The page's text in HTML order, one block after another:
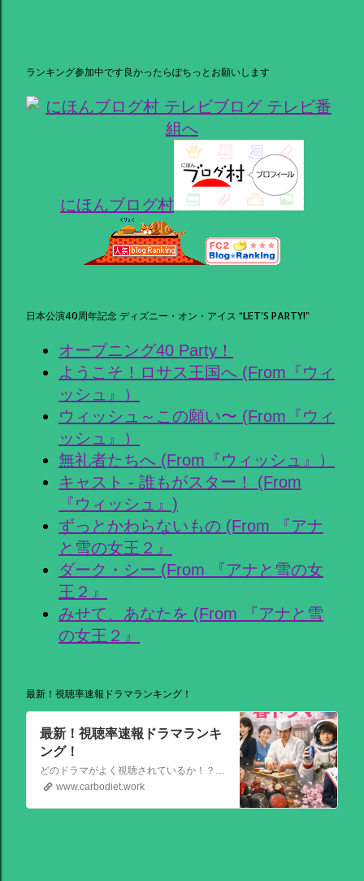
ランキング参加中です良かったらぽちっとお願いします
にほんブログ村
日本公演40周年記念 ディズニー・オン・アイス “LET’S PARTY!”
オープニング40 Party！
ようこそ！ロサス王国へ (From『ウィ
ッシュ』）
ウィッシュ～この願い〜 (From『ウィ
ッシュ』）
無礼者たちへ (From『ウィッシュ』）
キャスト - 誰もがスター！ (From
『ウィッシュ』)
ずっとかわらないもの (From 『アナ
と雪の女王２』
ダーク・シー (From 『アナと雪の女
王２』
みせて、あなたを (From 『アナと雪
の女王２』
最新！視聴率速報ドラマランキング！
最新！視聴率速報ドラマランキ
ング！
どのドラマがよく視聴されているか！？視聴率速報ドラマランキングを大公開！相棒強し！日曜劇場強し！
www.carbodiet.work